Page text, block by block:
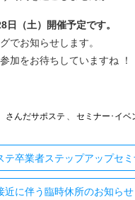
日（土）開催予定です。
でお知らせします。
加をお待ちしていますね ！
さんだサポステ 、 セミナー･イベ
テ卒業者ステップアップセ
近に伴う臨時休所のお知らせ